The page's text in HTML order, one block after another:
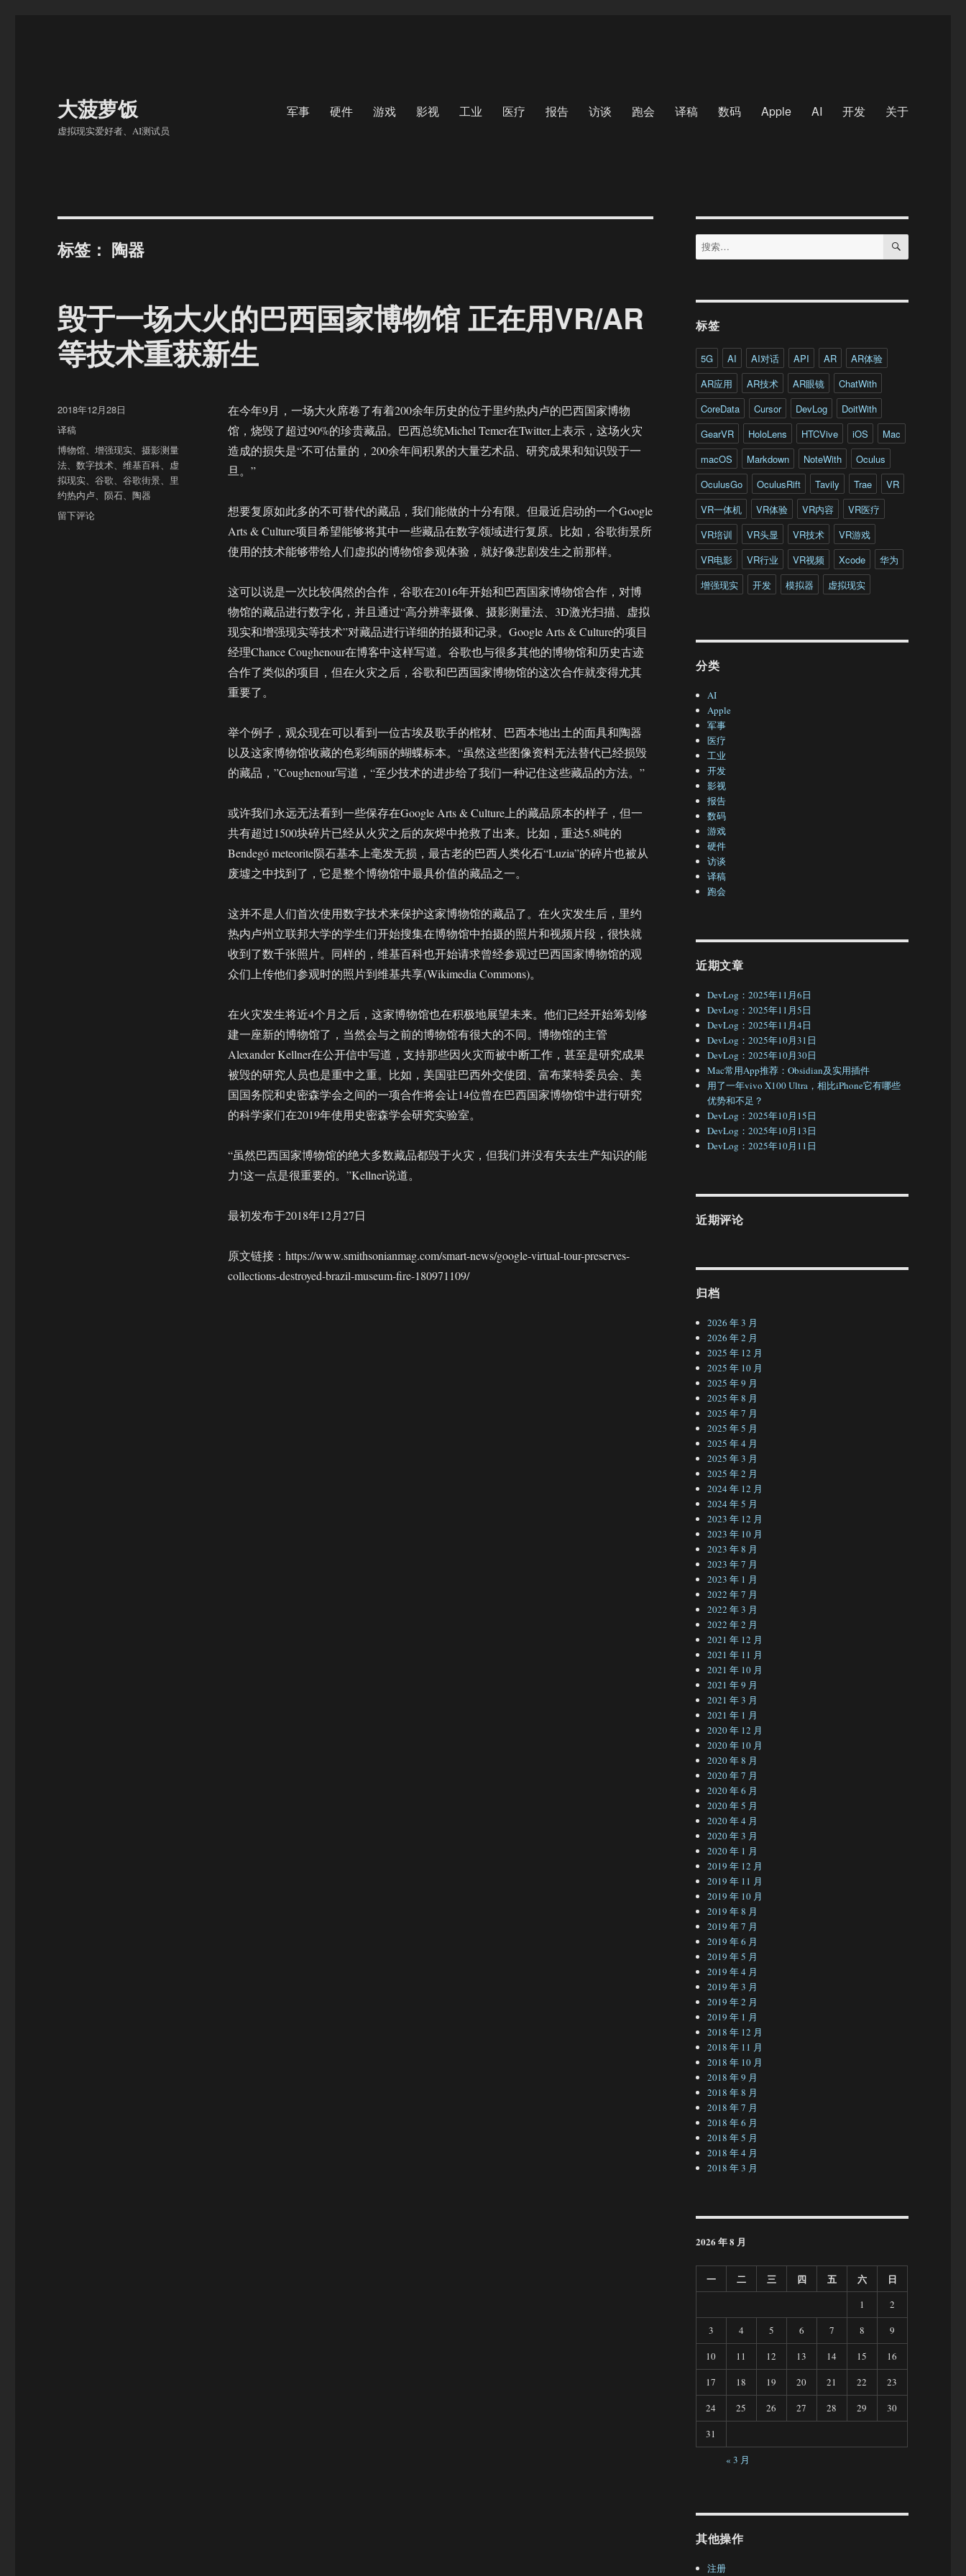
大菠萝饭
虚拟现实爱好者、AI测试员
军事 硬件 游戏 影视 工业 医疗 报告 访谈 跑会 译稿 数码 Apple AI 开发 关于
标签： 陶器
毁于一场大火的巴西国家博物馆 正在用VR/AR
等技术重获新生
在今年9月，一场大火席卷了有着200余年历史的位于里约热内卢的巴西国家博物
馆，烧毁了超过90%的珍贵藏品。巴西总统Michel Temer在Twitter上表示，这场火灾
造成的损失是“不可估量的，200余年间积累的大量艺术品、研究成果和知识毁于一
旦。”
想要复原如此多的不可替代的藏品，我们能做的十分有限。但最近启动的一个Google
Arts & Culture项目希望能够将其中一些藏品在数字领域进行复原。比如，谷歌街景所
使用的技术能够带给人们虚拟的博物馆参观体验，就好像悲剧发生之前那样。
这可以说是一次比较偶然的合作，谷歌在2016年开始和巴西国家博物馆合作，对博
物馆的藏品进行数字化，并且通过“高分辨率摄像、摄影测量法、3D激光扫描、虚拟
现实和增强现实等技术”对藏品进行详细的拍摄和记录。Google Arts & Culture的项目
经理Chance Coughenour在博客中这样写道。谷歌也与很多其他的博物馆和历史古迹
合作了类似的项目，但在火灾之后，谷歌和巴西国家博物馆的这次合作就变得尤其
重要了。
举个例子，观众现在可以看到一位古埃及歌手的棺材、巴西本地出土的面具和陶器
以及这家博物馆收藏的色彩绚丽的蝴蝶标本。“虽然这些图像资料无法替代已经损毁
的藏品，”Coughenour写道，“至少技术的进步给了我们一种记住这些藏品的方法。”
或许我们永远无法看到一些保存在Google Arts & Culture上的藏品原本的样子，但一
共有超过1500块碎片已经从火灾之后的灰烬中抢救了出来。比如，重达5.8吨的
Bendegó meteorite陨石基本上毫发无损，最古老的巴西人类化石“Luzia”的碎片也被从
废墟之中找到了，它是整个博物馆中最具价值的藏品之一。
这并不是人们首次使用数字技术来保护这家博物馆的藏品了。在火灾发生后，里约
热内卢州立联邦大学的学生们开始搜集在博物馆中拍摄的照片和视频片段，很快就
收到了数千张照片。同样的，维基百科也开始请求曾经参观过巴西国家博物馆的观
众们上传他们参观时的照片到维基共享(Wikimedia Commons)。
在火灾发生将近4个月之后，这家博物馆也在积极地展望未来。他们已经开始筹划修
建一座新的博物馆了，当然会与之前的博物馆有很大的不同。博物馆的主管
Alexander Kellner在公开信中写道，支持那些因火灾而被中断工作，甚至是研究成果
被毁的研究人员也是重中之重。比如，美国驻巴西外交使团、富布莱特委员会、美
国国务院和史密森学会之间的一项合作将会让14位曾在巴西国家博物馆中进行研究
的科学家们在2019年使用史密森学会研究实验室。
“虽然巴西国家博物馆的绝大多数藏品都毁于火灾，但我们并没有失去生产知识的能
力!这一点是很重要的。”Kellner说道。
最初发布于2018年12月27日
原文链接：https://www.smithsonianmag.com/smart-news/google-virtual-tour-preserves-
collections-destroyed-brazil-museum-fire-180971109/
发
布
于
2018年12月28日
分
类
译稿
标
签
博物馆、增强现实、摄影测量
法、数字技术、维基百科、 虚
拟现实、谷歌、谷歌街景、 里
约热内卢、陨石、陶器
于
留下评论
搜
索：
搜
标签
5G AI AI对话 API AR
AR体验
AR应用
AR技术 AR眼镜
ChatWith
CoreData
Cursor DevLog
DoitWith
GearVR
HoloLens HTCVive iOS
Mac
macOS
Markdown NoteWith
Oculus
OculusGo
OculusRift Tavily Trae
VR
VR一体机
VR体验 VR内容
VR医疗
VR培训
VR头显 VR技术
VR游戏
VR电影
VR行业 VR视频 Xcode
华为
增强现实
开发 模拟器 虚拟现实
分类
AI
Apple
军事
医疗
工业
开发
影视
报告
数码
游戏
硬件
访谈
译稿
跑会
近期文章
DevLog：2025年11月6日
DevLog：2025年11月5日
DevLog：2025年11月4日
DevLog：2025年10月31日
DevLog：2025年10月30日
Mac常用App推荐：Obsidian及实用插件
用了一年vivo X100 Ultra，相比iPhone它有哪些
优势和不足？
DevLog：2025年10月15日
DevLog：2025年10月13日
DevLog：2025年10月11日
近期评论
归档
2026 年 3 月
2026 年 2 月
2025 年 12 月
2025 年 10 月
2025 年 9 月
2025 年 8 月
2025 年 7 月
2025 年 5 月
2025 年 4 月
2025 年 3 月
2025 年 2 月
2024 年 12 月
2024 年 5 月
2023 年 12 月
2023 年 10 月
2023 年 8 月
2023 年 7 月
2023 年 1 月
2022 年 7 月
2022 年 3 月
2022 年 2 月
2021 年 12 月
2021 年 11 月
2021 年 10 月
2021 年 9 月
2021 年 3 月
2021 年 1 月
2020 年 12 月
2020 年 10 月
2020 年 8 月
2020 年 7 月
2020 年 6 月
2020 年 5 月
2020 年 4 月
2020 年 3 月
2020 年 1 月
2019 年 12 月
2019 年 11 月
2019 年 10 月
2019 年 8 月
2019 年 7 月
2019 年 6 月
2019 年 5 月
2019 年 4 月
2019 年 3 月
2019 年 2 月
2019 年 1 月
2018 年 12 月
2018 年 11 月
2018 年 10 月
2018 年 9 月
2018 年 8 月
2018 年 7 月
2018 年 6 月
2018 年 5 月
2018 年 4 月
2018 年 3 月
2026 年 8 月
一 二 三 四 五 六 日
1
2
3
4 5 6 7 8
9
10
11 12 13 14 15
16
17
18 19 20 21 22
23
24
25 26 27 28 29
30
31
« 3 月
其他操作
注册